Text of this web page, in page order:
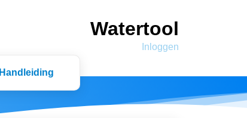
Watertool
Inloggen
Handleiding